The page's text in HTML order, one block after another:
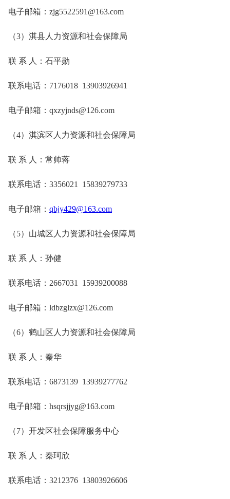
电子邮箱：zjg5522591@163.com
（3）淇县人力资源和社会保障局
联 系 人：石平勋
联系电话：7176018 13903926941
电子邮箱：qxzyjnds@126.com
（4）淇滨区人力资源和社会保障局
联 系 人：常帅蒋
联系电话：3356021 15839279733
电子邮箱： qbjy429@163.com
（5）山城区人力资源和社会保障局
联 系 人：孙健
联系电话：2667031 15939200088
电子邮箱：ldbzglzx@126.com
（6）鹤山区人力资源和社会保障局
联 系 人：秦华
联系电话：6873139 13939277762
电子邮箱：hsqrsjjyg@163.com
（7）开发区社会保障服务中心
联 系 人：秦珂欣
联系电话：3212376 13803926606